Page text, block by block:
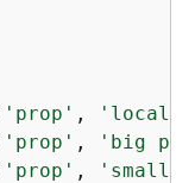
'prop' ,
'local
'prop' ,
'big
'prop' , 'small